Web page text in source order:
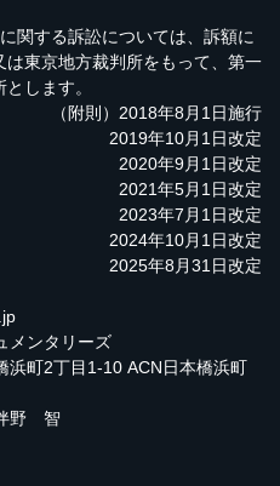
関する訴訟については、訴額に
は東京地方裁判所をもって、第一
します。
（附則）2018年8月1日施行
2019年10月1日改定
2020年9月1日改定
2021年5月1日改定
2023年7月1日改定
2024年10月1日改定
2025年8月31日改定
メンタリーズ
浜町2丁目1-10 ACN日本橋浜町
野 智